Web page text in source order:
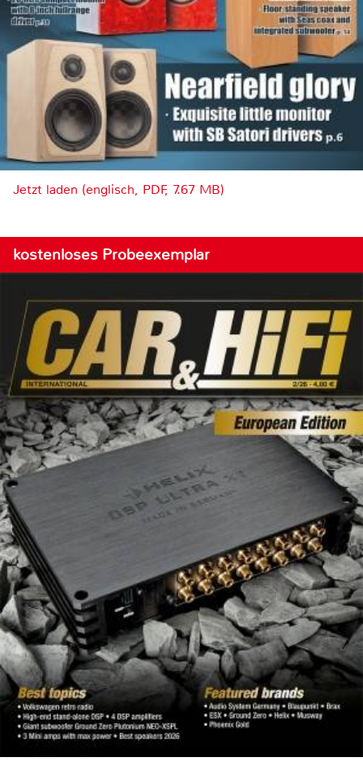
Jetzt laden (englisch, PDF, 7.67 MB)
kostenloses Probeexemplar